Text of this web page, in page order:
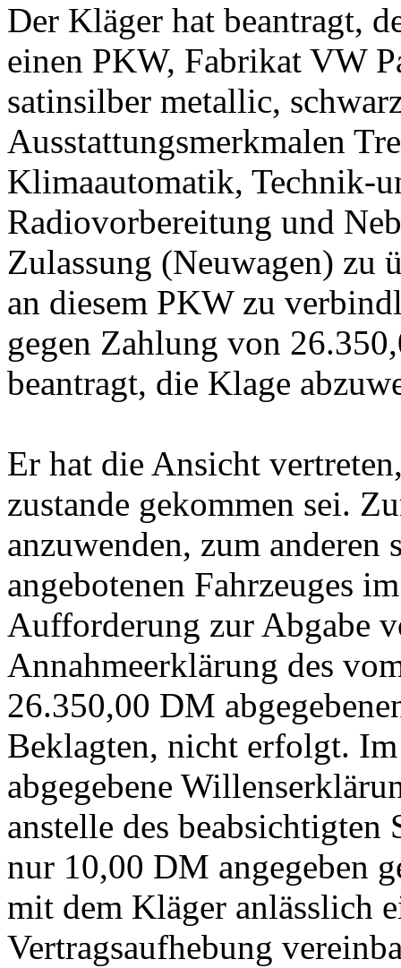
Der Kläger hat beantragt,
einen PKW, Fabrikat VW
satinsilber metallic,
Ausstattungsmerkmalen
Klimaautomatik, Technik-
Radiovorbereitung und
Zulassung (Neuwagen) zu
an diesem PKW zu
gegen Zahlung von
beantragt, die Klage
Er hat die Ansicht
zustande gekommen sei.
anzuwenden, zum anderen
angebotenen Fahrzeuges
Aufforderung zur Abgabe
Annahmeerklärung des
26.350,00 DM
Beklagten, nicht erfolgt.
abgegebene
anstelle des
nur 10,00 DM angegeben
mit dem Kläger anlässlich
Vertragsaufhebung